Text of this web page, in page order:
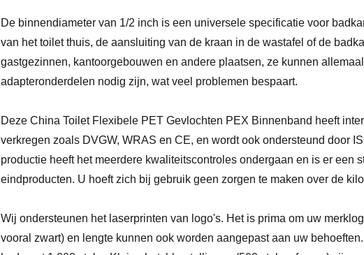
De binnendiameter van 1/2 inch is een universele specificatie voor
van het toilet thuis, de aansluiting van de kraan in de wastafel of de
gastgezinnen, kantoorgebouwen en andere plaatsen, ze kunnen
adapteronderdelen nodig zijn, wat veel problemen bespaart.
Deze China Toilet Flexibele PET Gevlochten PEX Binnenband heeft
verkregen zoals DVGW, WRAS en CE, en wordt ook ondersteund door
productie heeft het meerdere kwaliteitscontroles ondergaan en is er een
eindproducten. U hoeft zich bij gebruik geen zorgen te maken over de
Wij ondersteunen het laserprinten van logo's. Het is prima om uw
vooral zwart) en lengte kunnen ook worden aangepast aan uw